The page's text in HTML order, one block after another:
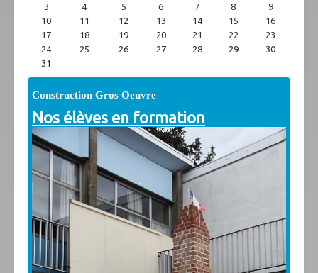
3
4 5 6 7 8
9
10
11 12 13 14 15
16
17
18 19 20 21 22
23
24
25 26 27 28 29
30
31
Construction Gros Oeuvre
Nos élèves en formation